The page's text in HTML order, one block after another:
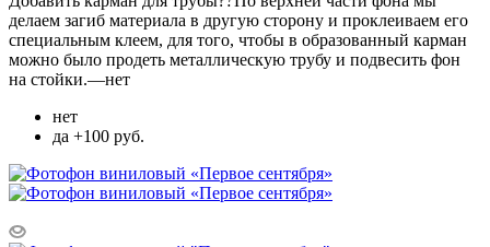
делаем загиб материала в другую сторону и проклеиваем его
специальным клеем, для того, чтобы в образованный карман
можно было продеть металлическую трубу и подвесить фон
на стойки.—нет
нет
да +100 руб.